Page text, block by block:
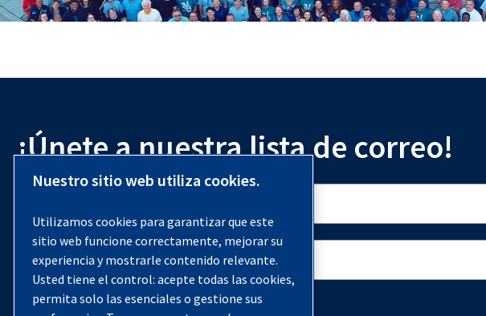
¡Únete a nuestra lista de correo!
Nuestro sitio web utiliza cookies.
Utilizamos cookies para garantizar que este
sitio web funcione correctamente, mejorar su
experiencia y mostrarle contenido relevante.
Usted tiene el control: acepte todas las cookies,
permita solo las esenciales o gestione sus